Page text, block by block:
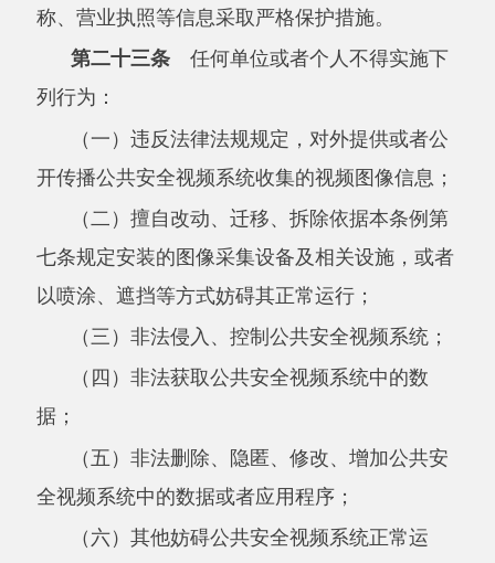
系统建设、使用、监督管理职责过程中，有违反
本条例规定，或者其他滥用职权、玩忽职守、徇
私舞弊行为的，任何单位或者个人有权检举、控
的，由公安机关责令限期改正，并删除所收集的
视频图像信息；拒不改正的，没收相关设备设
施，对违法个人并处5000元以下罚款，对违法单
位并处2万元以下罚款，对其直接负责的主管人
员和其他直接责任人员处 5000元以下罚款。
收相关设备设施，删除所收集的视频图像信息，
对违法个人并处 5000元以上1万元以下罚款，对
违法单位并处1万元以上2万元以下罚款，对其直